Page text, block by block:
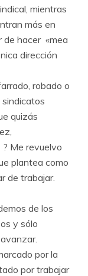
mientras
más en
de hacer «mea
dirección
robado o
quizás
Me revuelvo
plantea como
de trabajar.
de los
y sólo
por la
por trabajar